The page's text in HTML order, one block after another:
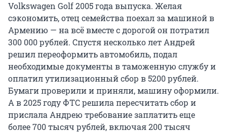
Volkswagen Golf 2005 года выпуска. Желая
сэкономить, отец семейства поехал за машиной в
Армению — на всё вместе с дорогой он потратил
300 000 рублей. Спустя несколько лет Андрей
решил переоформить автомобиль, подал
необходимые документы в таможенную службу и
оплатил утилизационный сбор в5200 рублей.
Бумаги проверили и приняли, машину оформили.
А в 2025 году ФТС решила пересчитать сбор и
прислала Андрею требование заплатить еще
более 700 тысяч рублей, включая 200 тысяч